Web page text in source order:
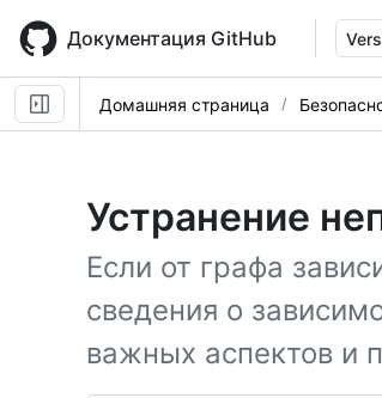
main
content
Документация GitHub
Домашняя страница
Устранение
Если от графа
сведения о
важных аспектов и